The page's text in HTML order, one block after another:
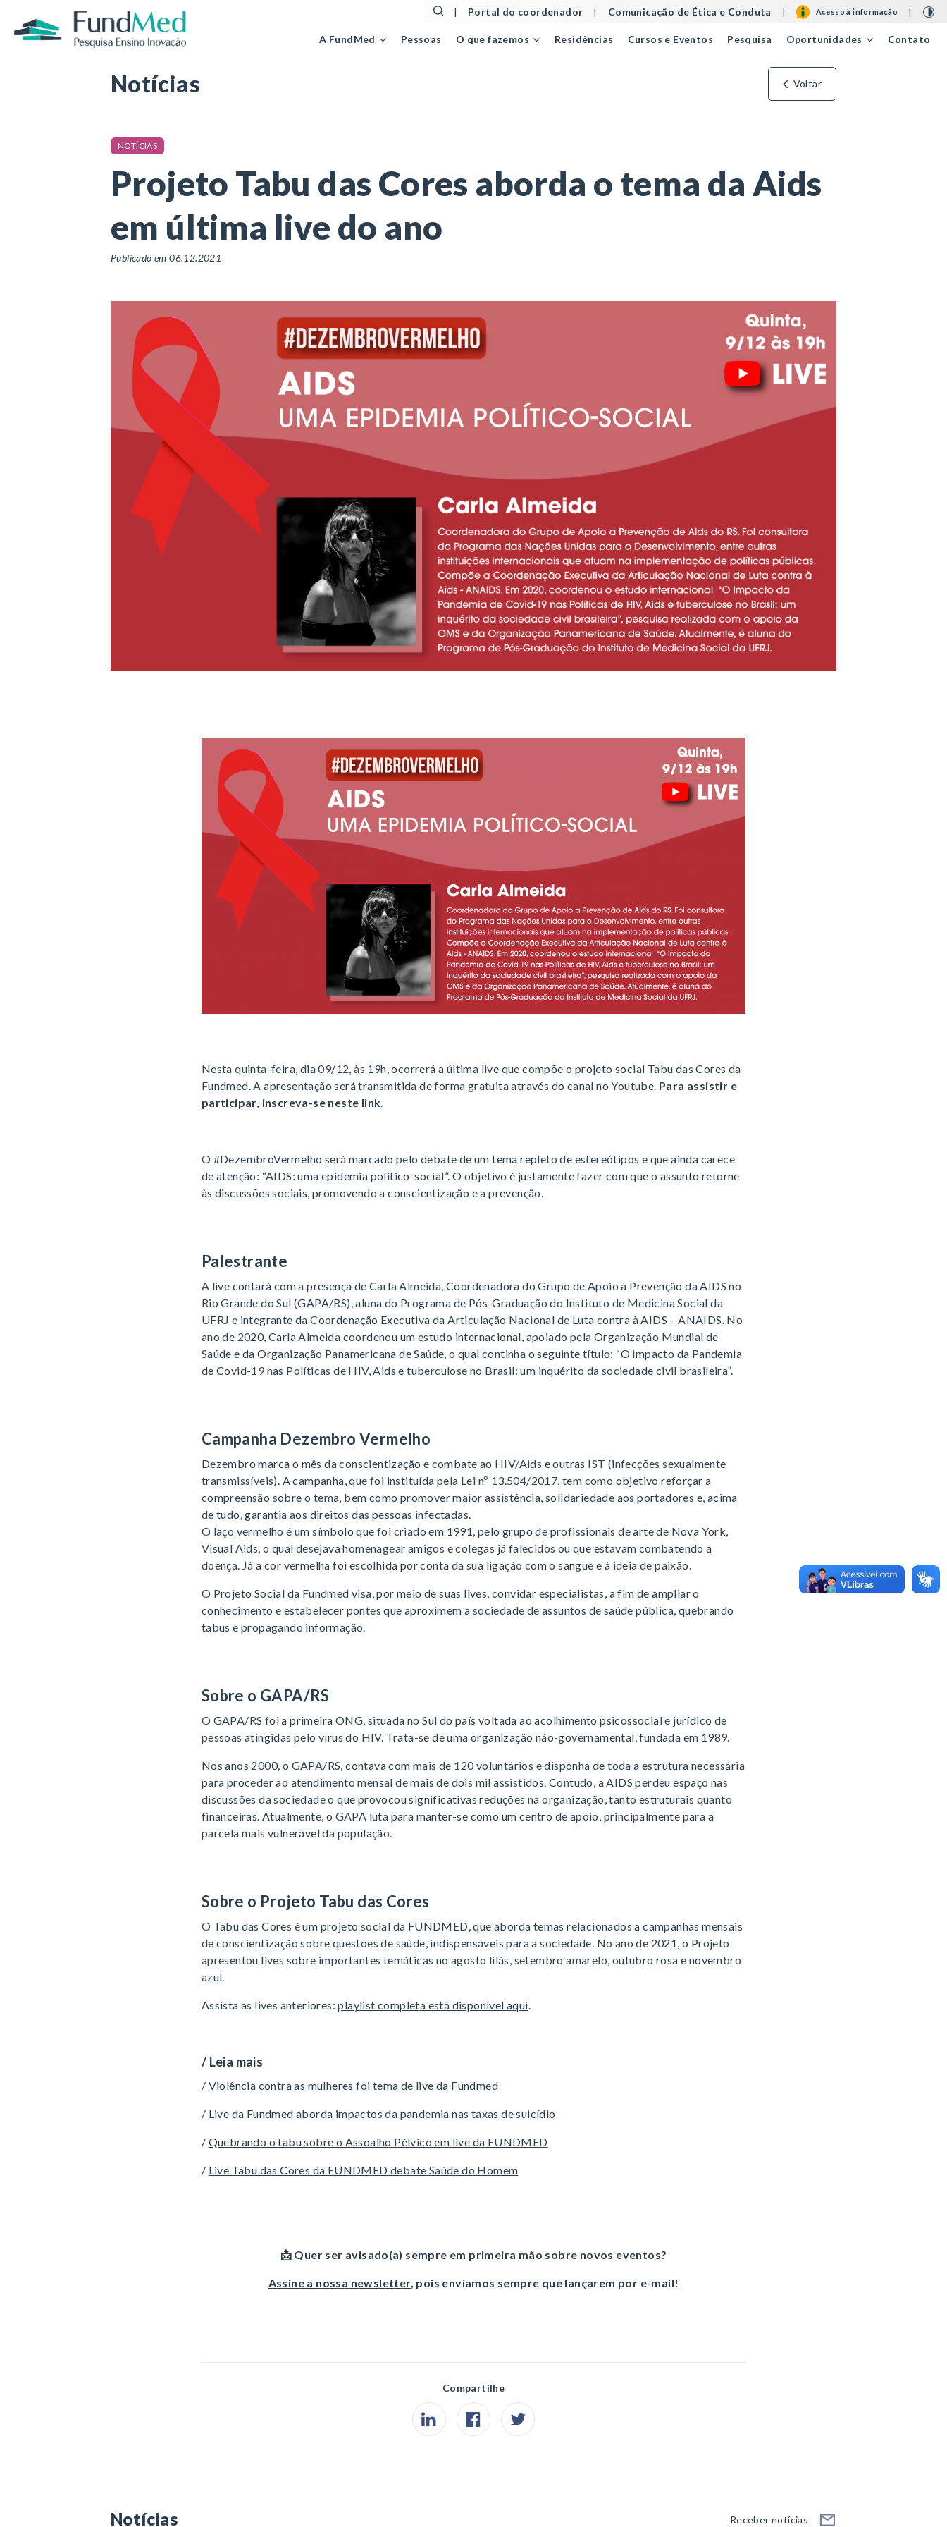
| Portal do coordenador | Comunicação de Ética e Conduta | Acesso à informação |
A FundMed Pessoas O que fazemos Residências Cursos e Eventos Pesquisa Oportunidades Contato
Página inicial / Notícias Projeto Tabu das Cores aborda o tema da Aids em última live do ano
Notícias Voltar
NOTÍCIAS
Projeto Tabu das Cores aborda o tema da Aids
em última live do ano
Publicado em 06.12.2021
Nesta quinta-feira, dia 09/12, às 19h, ocorrerá a última live que compõe o projeto social Tabu das Cores da
Fundmed. A apresentação será transmitida de forma gratuita através do canal no Youtube. Para assistir e
participar, inscreva-se neste link.
O #DezembroVermelho será marcado pelo debate de um tema repleto de estereótipos e que ainda carece
de atenção: “AIDS: uma epidemia político-social”. O objetivo é justamente fazer com que o assunto retorne
às discussões sociais, promovendo a conscientização e a prevenção.
Palestrante
A live contará com a presença de Carla Almeida, Coordenadora do Grupo de Apoio à Prevenção da AIDS no
Rio Grande do Sul (GAPA/RS), aluna do Programa de Pós-Graduação do Instituto de Medicina Social da
UFRJ e integrante da Coordenação Executiva da Articulação Nacional de Luta contra à AIDS – ANAIDS. No
ano de 2020, Carla Almeida coordenou um estudo internacional, apoiado pela Organização Mundial de
Saúde e da Organização Panamericana de Saúde, o qual continha o seguinte título: “O impacto da Pandemia
de Covid-19 nas Políticas de HIV, Aids e tuberculose no Brasil: um inquérito da sociedade civil brasileira”.
Campanha Dezembro Vermelho
Dezembro marca o mês da conscientização e combate ao HIV/Aids e outras IST (infecções sexualmente
transmissíveis). A campanha, que foi instituída pela Lei nº 13.504/2017, tem como objetivo reforçar a
compreensão sobre o tema, bem como promover maior assistência, solidariedade aos portadores e, acima
de tudo, garantia aos direitos das pessoas infectadas.
O laço vermelho é um símbolo que foi criado em 1991, pelo grupo de profissionais de arte de Nova York,
Visual Aids, o qual desejava homenagear amigos e colegas já falecidos ou que estavam combatendo a
doença. Já a cor vermelha foi escolhida por conta da sua ligação com o sangue e à ideia de paixão.
O Projeto Social da Fundmed visa, por meio de suas lives, convidar especialistas, a fim de ampliar o
conhecimento e estabelecer pontes que aproximem a sociedade de assuntos de saúde pública, quebrando
tabus e propagando informação.
Sobre o GAPA/RS
O GAPA/RS foi a primeira ONG, situada no Sul do país voltada ao acolhimento psicossocial e jurídico de
pessoas atingidas pelo vírus do HIV. Trata-se de uma organização não-governamental, fundada em 1989.
Nos anos 2000, o GAPA/RS, contava com mais de 120 voluntários e disponha de toda a estrutura necessária
para proceder ao atendimento mensal de mais de dois mil assistidos. Contudo, a AIDS perdeu espaço nas
discussões da sociedade o que provocou significativas reduções na organização, tanto estruturais quanto
financeiras. Atualmente, o GAPA luta para manter-se como um centro de apoio, principalmente para a
parcela mais vulnerável da população.
Sobre o Projeto Tabu das Cores
O Tabu das Cores é um projeto social da FUNDMED, que aborda temas relacionados a campanhas mensais
de conscientização sobre questões de saúde, indispensáveis para a sociedade. No ano de 2021, o Projeto
apresentou lives sobre importantes temáticas no agosto lilás, setembro amarelo, outubro rosa e novembro
azul.
Assista as lives anteriores:playlist completa está disponível aqui.
/ Leia mais
/ Violência contra as mulheres foi tema de live da Fundmed
/ Live da Fundmed aborda impactos da pandemia nas taxas de suicídio
/ Quebrando o tabu sobre o Assoalho Pélvico em live da FUNDMED
/ Live Tabu das Cores da FUNDMED debate Saúde do Homem
📩 Quer ser avisado(a) sempre em primeira mão sobre novos eventos?
Assine a nossa newsletter, pois enviamos sempre que lançarem por e-mail!
Compartilhe
Notícias Receber notícias